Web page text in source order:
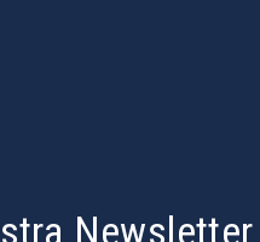
Newsletter